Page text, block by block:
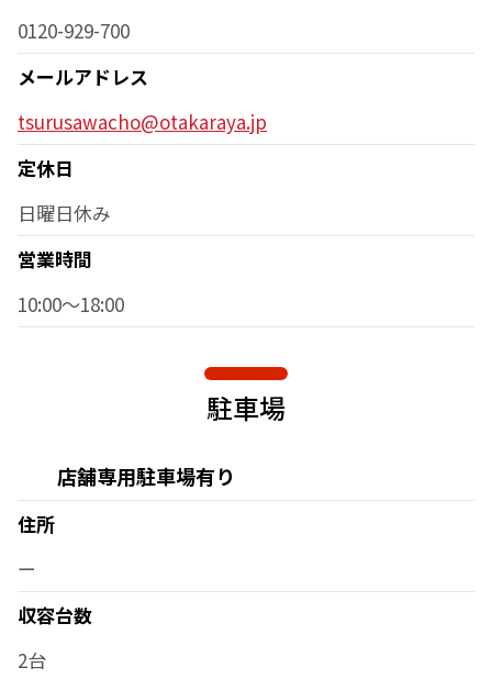
0120-929-700
メールアドレス
tsurusawacho@otakaraya.jp
定休日
日曜日休み
営業時間
10:00～18:00
駐車場
店舗専用駐車場有り
住所
ー
収容台数
2台